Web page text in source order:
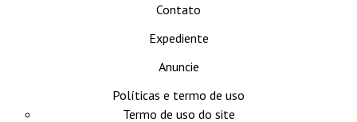
Contato
Expediente
Anuncie
Políticas e termo de uso
Termo de uso do site